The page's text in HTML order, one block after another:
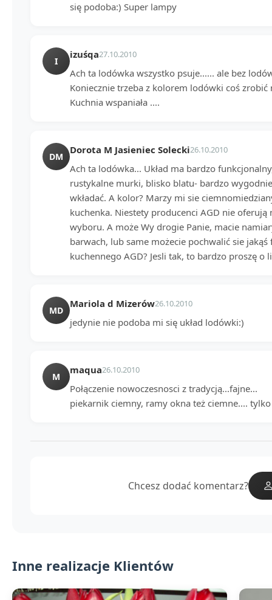
się podoba:) Super lampy
I
izuśqa27.10.2010
Ach ta lodówka wszystko psuje...... ale bez
Koniecznie trzeba z kolorem lodówki coś
Kuchnia wspaniała ....
DM
Dorota M Jasieniec Solecki26.10.2010
Ach ta lodówka... Układ ma bardzo
rustykalne murki, blisko blatu- bardzo
wkładać. A kolor? Marzy mi sie
kuchenka. Niestety producenci AGD nie
wyboru. A może Wy drogie Panie, macie
barwach, lub same możecie pochwalić sie
kuchennego AGD? Jesli tak, to bardzo proszę o
MD
Mariola d Mizerów26.10.2010
jedynie nie podoba mi się układ lodówki:)
M
maqua26.10.2010
Połączenie nowoczesnosci z tradycją...fajne...
piekarnik ciemny, ramy okna też ciemne....
Chcesz dodać komentarz?
Inne realizacje Klientów